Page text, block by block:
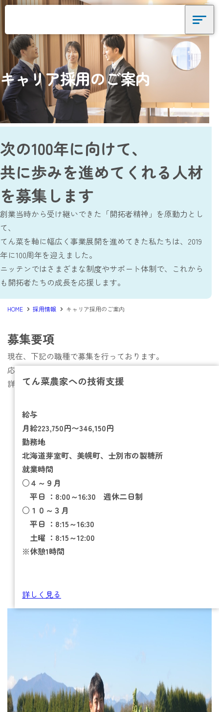
ニッテンを知る
ニッテンを知る
データで見るニッテン
採用責任者メッセージ
人を知る
人を知る
インタビューを見る
仕事を知る
事務系 （食品営業・管理事務・飼料営業）
農務系（原料業務・栽培研究・農業資材営業）
研究系（食品・畜産・畑作園芸）
生産現場（製糖所・バイオ工場・紙筒工場）
プロジェクトストーリー
働く環境を知る
事業所一覧
北海道での暮らし
社内制度
キャリア形成（教育研修等）
キャリア採用のご案内
次の100年に向けて、
共に歩みを進めてくれる人材
を募集します
創業当時から受け継いできた「開拓者精神」を原動力とし
て、
てん菜を軸に幅広く事業展開を進めてきた私たちは、2019
年に100周年を迎えました。
ニッテンではさまざまな制度やサポート体制で、これから
も開拓者たちの成長を応援します。
HOME 採用情報 キャリア採用のご案内
募集要項
現在、下記の職種で募集を行っております。
応募を検討される方は、以下のページをご覧ください。
詳細は面接時にお伝えします。
てん菜農家への技術支援
給与
月給223,750円〜346,150円
勤務地
北海道芽室町、美幌町、士別市の製糖所
就業時間
○４～９月
平日 ：8:00～16:30 週休二日制
○１０～３月
平日 ：8:15～16:30
土曜 ：8:15～12:00
※休憩1時間
詳しく見る